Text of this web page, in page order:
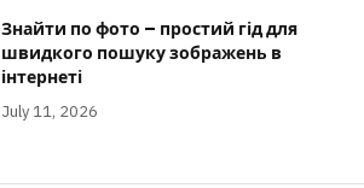
Знайти по фото – простий гід для
швидкого пошуку зображень в
інтернеті
July 11, 2026